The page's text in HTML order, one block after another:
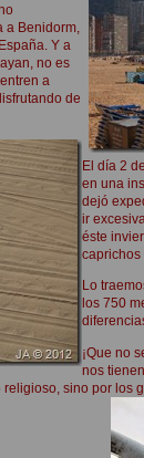
a Benidorm,
Y a
no es
a
de
El día 2
en una
dejó
ir
éste
caprichos
Lo
los 750
¡Que no
nos
sino por los